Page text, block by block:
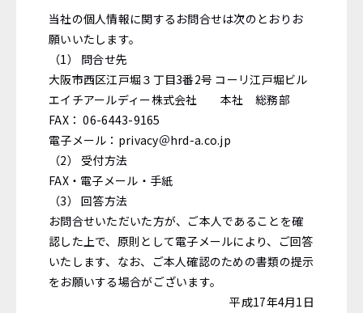
当社の個人情報に関するお問合せは次のとおりお
願いいたします。
（1） 問合せ先
大阪市西区江戸堀３丁目3番2号 コーリ江戸堀ビル
エイチアールディー株式会社 本社 総務部
FAX： 06-6443-9165
電子メール：privacy＠hrd-a.co.jp
（2） 受付方法
FAX・電子メール・手紙
（3） 回答方法
お問合せいただいた方が、ご本人であることを確
認した上で、原則として電子メールにより、ご回答
いたします、なお、ご本人確認のための書類の提示
をお願いする場合がございます。
平成17年4月1日